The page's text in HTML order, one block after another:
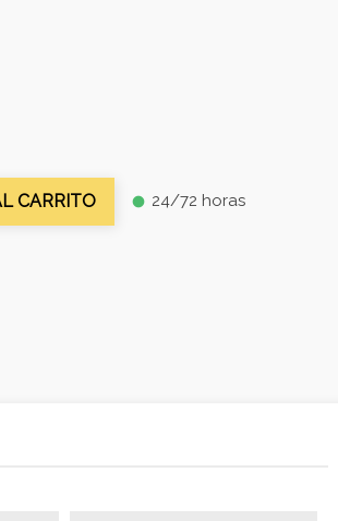
CARRITO fiber_manual_record 24/72 horas